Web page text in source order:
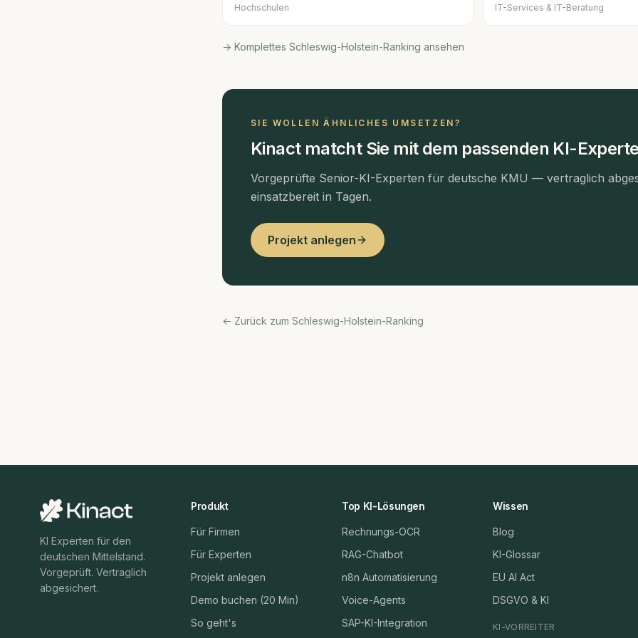
Hochschulen IT-Services & IT-Beratung
→ Komplettes Schleswig-Holstein-Ranking ansehen
SIE WOLLEN ÄHNLICHES UMSETZEN?
Kinact matcht Sie mit dem passenden KI-
Vorgeprüfte Senior-KI-Experten für deutsche KMU — vertraglich
einsatzbereit in Tagen.
Projekt anlegen
← Zurück zum Schleswig-Holstein-Ranking
KI Experten für den
deutschen Mittelstand.
Vorgeprüft. Vertraglich
abgesichert.
Produkt
Für Firmen
Für Experten
Projekt anlegen
Demo buchen (20 Min)
So geht's
Top KI-Lösungen
Rechnungs-OCR
RAG-Chatbot
n8n Automatisierung
Voice-Agents
SAP-KI-Integration
Wissen
Blog
KI-Glossar
EU AI Act
DSGVO & KI
KI-VORREITER